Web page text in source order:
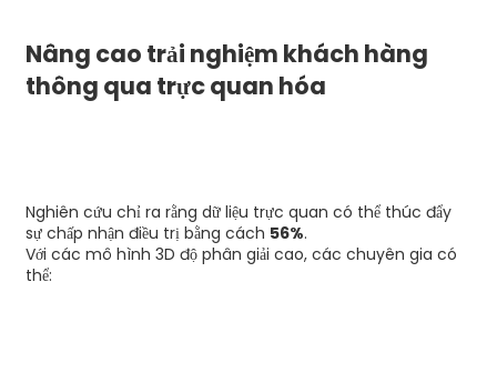
Nâng cao trải nghiệm khách hàng
thông qua trực quan hóa
Nghiên cứu chỉ ra rằng dữ liệu trực quan có thể thúc đẩy
sự chấp nhận điều trị bằng cách 56%.
Với các mô hình 3D độ phân giải cao, các chuyên gia có
thể: